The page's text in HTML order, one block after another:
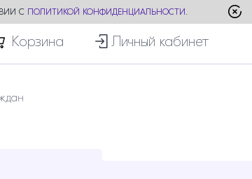
С ПОЛИТИКОЙ КОНФИДЕНЦИАЛЬНОСТИ .
Корзина Личный кабинет